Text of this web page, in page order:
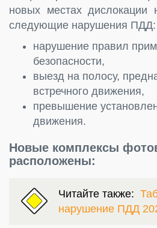
новых местах дислокации
следующие нарушения ПДД:
нарушение правил
безопасности,
выезд на полосу,
встречного движения,
превышение
движения.
Новые комплексы
расположены:
Читайте также:
нарушение ПДД